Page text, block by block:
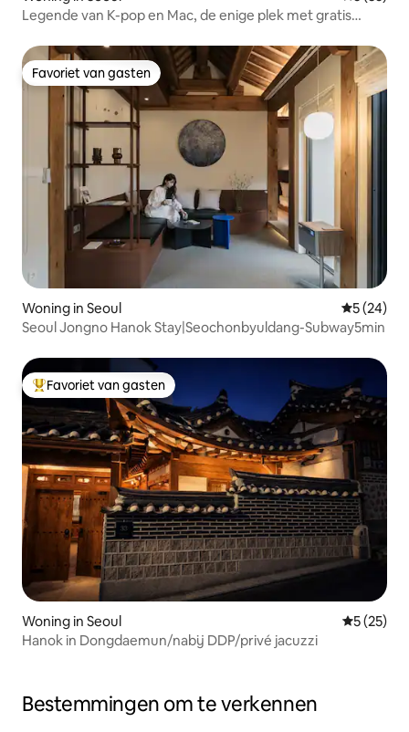
Legende van K-pop en Mac, de enige plek met gratis
bergen, Gyeongbokgung-paleis, huis van architect
Favoriet van gasten
Favoriet van gasten
Woning in Seoul
5 (24)
Seoul Jongno Hanok Stay|Seochonbyuldang-Subway5min
Topfavoriet van gasten
Favoriet van gasten
Woning in Seoul
5 (25)
Hanok in Dongdaemun/nabij DDP/privé jacuzzi
Bestemmingen om te verkennen